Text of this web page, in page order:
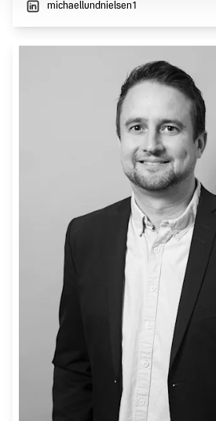
michaellundnielsen1